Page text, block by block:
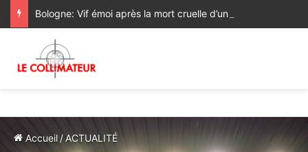
Accueil /ACTUALITÉ